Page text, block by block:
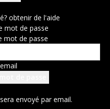
obtenir de l'aide
mot de passe
mot de passe
envoyé par email.